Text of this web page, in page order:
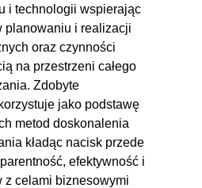
i technologii wspierając
planowaniu i realizacji
oraz czynności
na przestrzeni całego
Zdobyte
jako podstawę
metod doskonalenia
kładąc nacisk przede
efektywność i
z celami biznesowymi